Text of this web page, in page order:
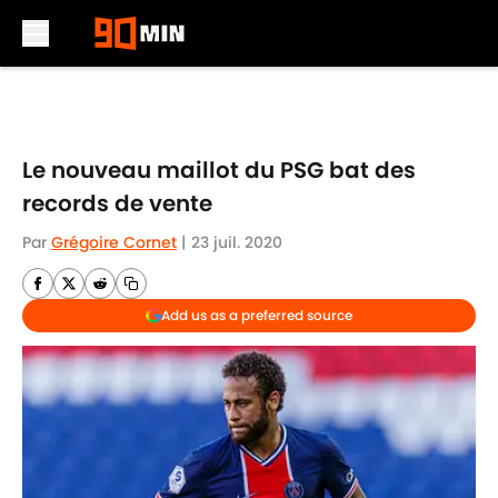
Le nouveau maillot du PSG bat des
records de vente
Par Grégoire Cornet | 23 juil. 2020
Add us as a preferred source